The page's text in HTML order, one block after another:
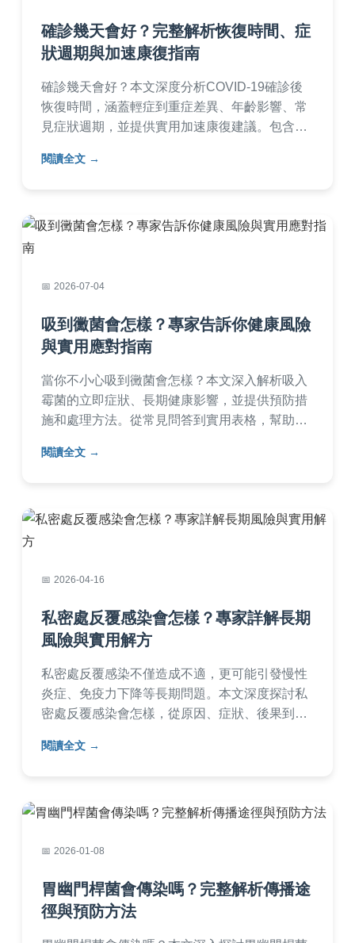
確診幾天會好？完整解析恢復時間、症
狀週期與加速康復指南
確診幾天會好？本文深度分析COVID-19確診後
恢復時間，涵蓋輕症到重症差異、年齡影響、常
見症狀週期，並提供實用加速康復建議。包含個
復過程，減少焦慮。
閱讀全文
2026-07-04
吸到黴菌會怎樣？專家告訴你健康風險
與實用應對指南
當你不小心吸到黴菌會怎樣？本文深入解析吸入
霉菌的立即症狀、長期健康影響，並提供預防措
施和處理方法。從常見問答到實用表格，幫助你
心居家空氣品質的讀者。
閱讀全文
2026-04-16
私密處反覆感染會怎樣？專家詳解長期
風險與實用解方
私密處反覆感染不僅造成不適，更可能引發慢性
炎症、免疫力下降等長期問題。本文深度探討私
密處反覆感染會怎樣，從原因、症狀、後果到預
建議，幫助你徹底擺脫感染困擾，重拾健康自
閱讀全文
2026-01-08
胃幽門桿菌會傳染嗎？完整解析傳播途
徑與預防方法